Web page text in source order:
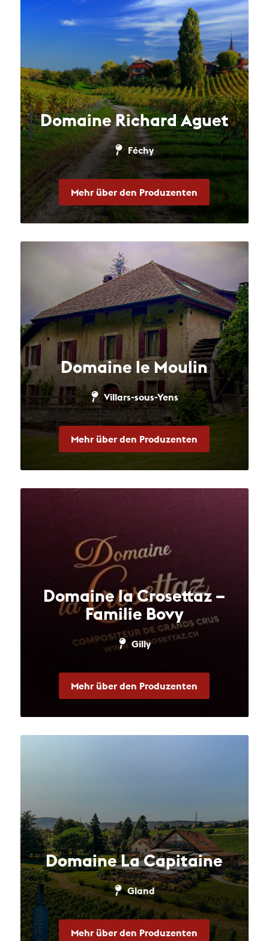
Domaine Richard Aguet
Féchy
Mehr über den Produzenten
Domaine le Moulin
Villars-sous-Yens
Mehr über den Produzenten
Domaine la Crosettaz –
Familie Bovy
Gilly
Mehr über den Produzenten
Domaine La Capitaine
Gland
Mehr über den Produzenten